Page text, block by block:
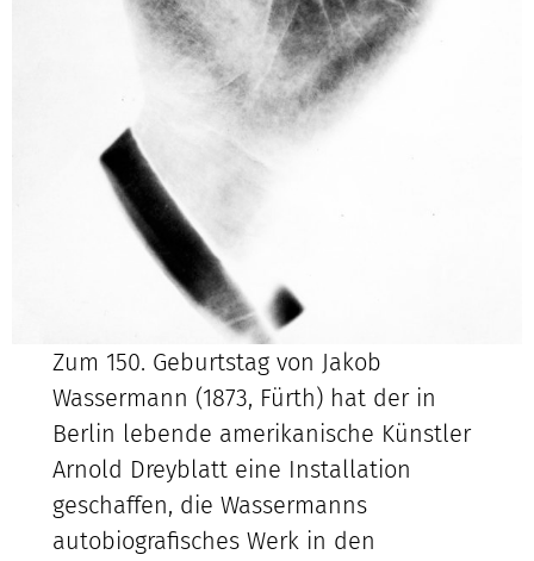
Zum 150. Geburtstag von Jakob
Wassermann (1873, Fürth) hat der in
Berlin lebende amerikanische Künstler
Arnold Dreyblatt eine Installation
geschaffen, die Wassermanns
autobiografisches Werk in den